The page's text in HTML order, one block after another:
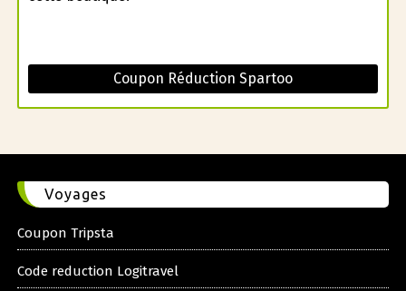
Coupon Réduction Spartoo
Voyages
Coupon Tripsta
Code reduction Logitravel